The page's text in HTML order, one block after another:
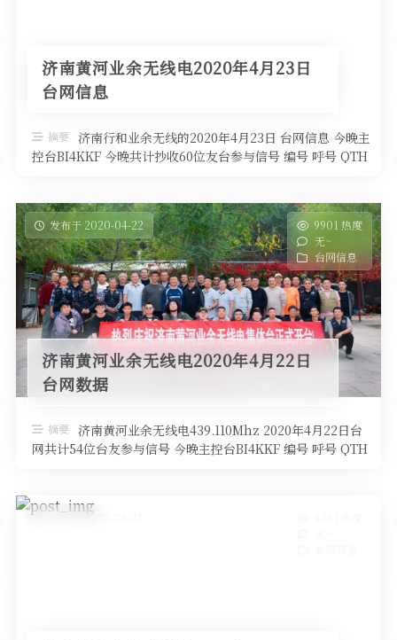
济南黄河业余无线电2020年4月23日
台网信息
摘要 济南行和业余无线的2020年4月23日 台网信息 今晚主
控台BI4KKF 今晚共计抄收60位友台参与信号 编号 呼号 QTH
发布于 2020-04-22
9901 热度
无~
台网信息
济南黄河业余无线电2020年4月22日
台网数据
摘要 济南黄河业余无线电439.110Mhz 2020年4月22日台
网共计54位台友参与信号 今晚主控台BI4KKF 编号 呼号 QTH
发布于 2020-04-21